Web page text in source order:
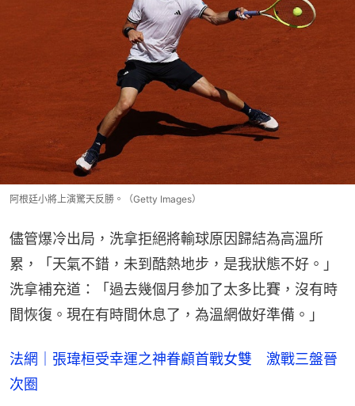
阿根廷小將上演驚天反勝。（Getty Images）
儘管爆冷出局，洗拿拒絕將輸球原因歸結為高溫所
累，「天氣不錯，未到酷熱地步，是我狀態不好。」
洗拿補充道：「過去幾個月參加了太多比賽，沒有時
間恢復。現在有時間休息了，為溫網做好準備。」
法網｜張瑋桓受幸運之神眷顧首戰女雙 激戰三盤晉
次圈